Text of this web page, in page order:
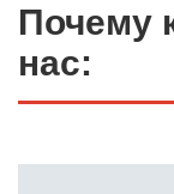
Почему
нас: